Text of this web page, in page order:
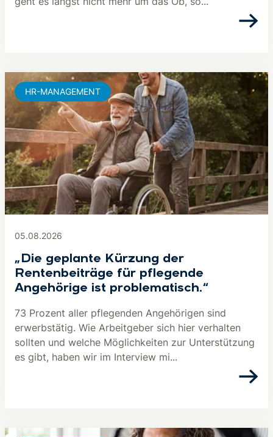
05.08.2026
„Die geplante Kürzung der
Rentenbeiträge für pflegende
Angehörige ist problematisch.“
73 Prozent aller pflegenden Angehörigen sind
erwerbstätig. Wie Arbeitgeber sich hier verhalten
sollten und welche Möglichkeiten zur Unterstützung
es gibt, haben wir im Interview mi...
HR-MANAGEMENT